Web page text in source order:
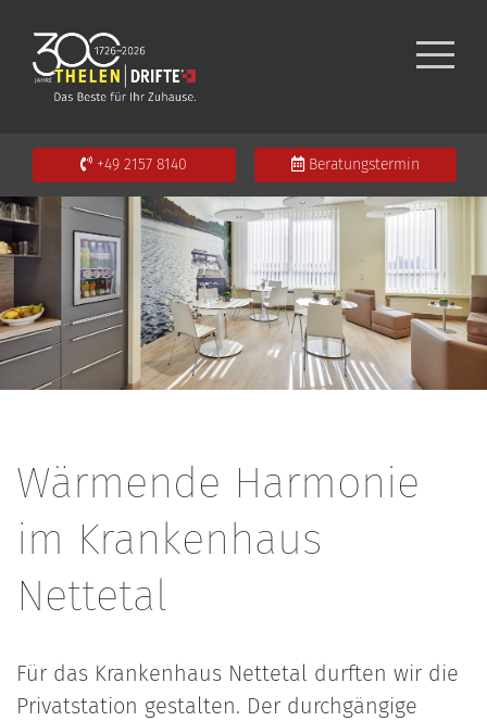
+49 2157 8140 Beratungstermin
Wärmende Harmonie
im Krankenhaus
Nettetal
Für das Krankenhaus Nettetal durften wir die
Privatstation gestalten. Der durchgängige